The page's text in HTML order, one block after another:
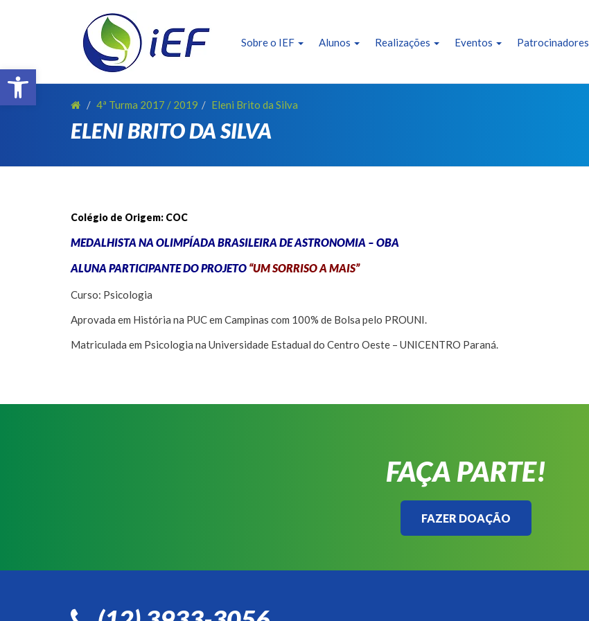
Barra de Ferramentas Aberta
REALIZAÇÕES
EVENTOS
PATROCINADORES
E-BOOK IEF
Sobre o IEF Alunos Realizações Eventos Patrocinadores
4ª Turma 2017 / 2019 Eleni Brito da Silva
ELENI BRITO DA SILVA
Colégio de Origem: COC
MEDALHISTA NA OLIMPÍADA BRASILEIRA DE ASTRONOMIA – OBA
ALUNA PARTICIPANTE DO PROJETO “UM SORRISO A MAIS”
Curso: Psicologia
Aprovada em História na PUC em Campinas com 100% de Bolsa pelo PROUNI.
Matriculada em Psicologia na Universidade Estadual do Centro Oeste – UNICENTRO Paraná.
FAÇA PARTE!
FAZER DOAÇÃO